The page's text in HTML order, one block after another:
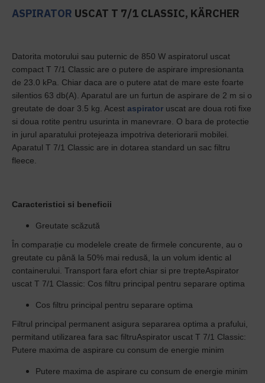
ASPIRATOR USCAT T 7/1 CLASSIC, KÄRCHER
Datorita motorului sau puternic de 850 W aspiratorul uscat
compact T 7/1 Classic are o putere de aspirare impresionanta
de 23.0 kPa. Chiar daca are o putere atat de mare este foarte
silentios 63 db(A). Aparatul are un furtun de aspirare de 2 m si o
greutate de doar 3.5 kg. Acest aspirator uscat are doua roti fixe
si doua rotite pentru usurinta in manevrare. O bara de protectie
in jurul aparatului protejeaza impotriva deteriorarii mobilei.
Aparatul T 7/1 Classic are in dotarea standard un sac filtru
fleece.
Caracteristici si beneficii
Greutate scăzută
În comparație cu modelele create de firmele concurente, au o
greutate cu până la 50% mai redusă, la un volum identic al
containerului. Transport fara efort chiar si pre trepteAspirator
uscat T 7/1 Classic: Cos filtru principal pentru separare optima
Cos filtru principal pentru separare optima
Filtrul principal permanent asigura separarea optima a prafului,
permitand utilizarea fara sac filtruAspirator uscat T 7/1 Classic:
Putere maxima de aspirare cu consum de energie minim
Putere maxima de aspirare cu consum de energie minim